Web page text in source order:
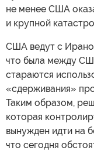
не менее США
и крупной
США ведут с
что была между
стараются
«сдерживания»
Таким образом,
которая
вынужден идти на
что сегодня